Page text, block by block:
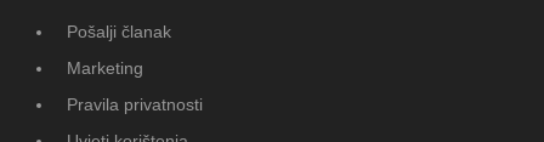
Pošalji članak
Marketing
Pravila privatnosti